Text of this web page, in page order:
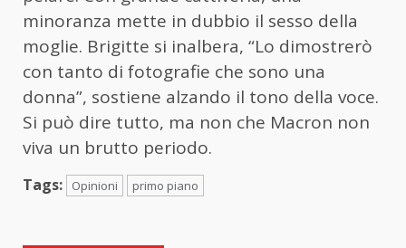
minoranza mette in dubbio il sesso della
moglie. Brigitte si inalbera, “Lo dimostrerò
con tanto di fotografie che sono una
donna”, sostiene alzando il tono della voce.
Si può dire tutto, ma non che Macron non
viva un brutto periodo.
Tags: Opinioni primo piano